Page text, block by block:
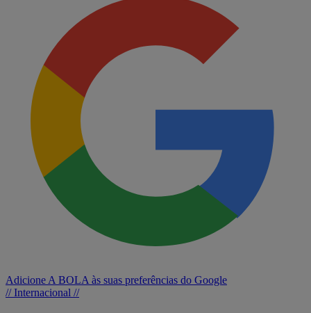
Adicione A BOLA às suas preferências do Google
// Internacional //